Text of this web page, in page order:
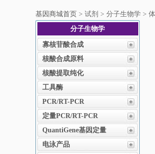
基因商城首页 > 试剂 > 分子生物学 >
分子生物学
寡核苷酸合成
核酸合成原料
核酸提取纯化
工具酶
PCR/RT-PCR
定量PCR/RT-PCR
QuantiGene基因定量
电泳产品